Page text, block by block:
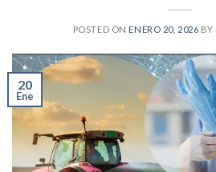
POSTED ON ENERO 20, 2026 BY
20
Ene